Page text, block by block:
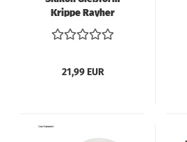
Krippe Rayher
21,99 EUR